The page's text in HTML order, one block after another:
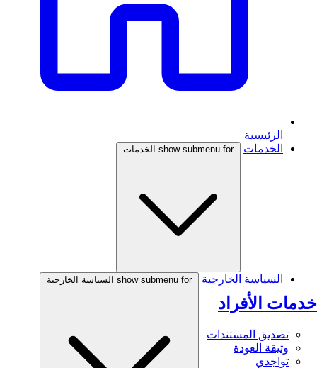
الرئيسية
الخدمات
show submenu for الخدمات
خدمات الأفراد
تصديق المستندات
وثيقة العودة
تواجدي
السياسة الخارجية show submenu for السياسة الخارجية